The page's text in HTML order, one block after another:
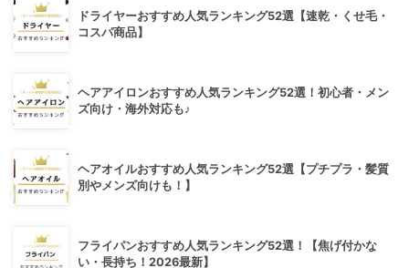
ドライヤーおすすめ人気ランキング52選【速乾・くせ毛・
コスパ商品】
ヘアアイロンおすすめ人気ランキング52選！初心者・メン
ズ向け・海外対応も♪
ヘアオイルおすすめ人気ランキング52選【プチプラ・髪質
別やメンズ向けも！】
フライパンおすすめ人気ランキング52選！【焦げ付かな
い・長持ち！2026最新】